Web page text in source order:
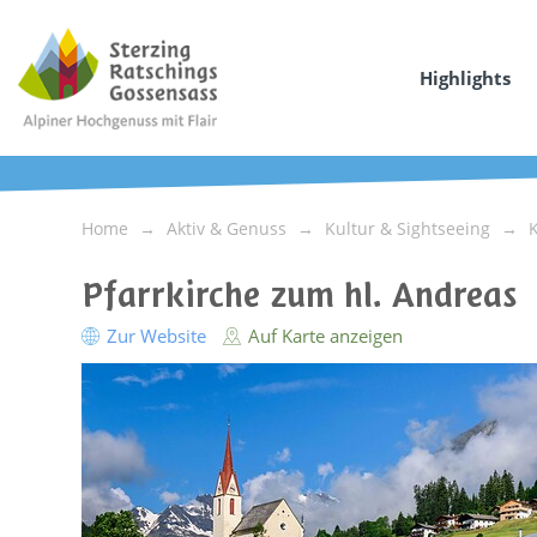
Highlights
Home Aktiv & Genuss Kultur & Sightseeing
Pfarrkirche zum hl. Andreas
Zur Website Auf Karte anzeigen